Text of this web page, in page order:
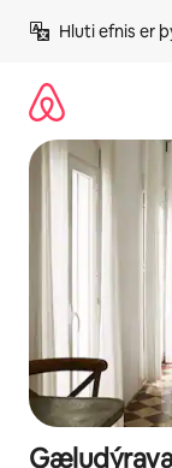
beint
Hluti efnis er